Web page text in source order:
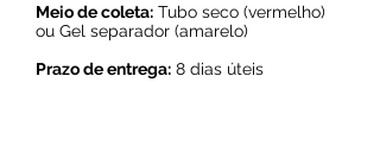
Meio de coleta: Tubo seco (vermelho)
ou Gel separador (amarelo)
Prazo de entrega: 8 dias úteis